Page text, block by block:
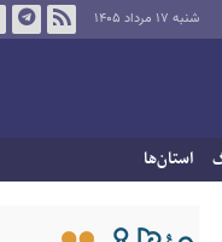
شنبه ۱۷ مرداد ۱۴۰۵
استان‌ها